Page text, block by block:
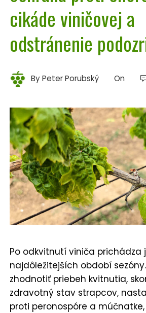
cikáde viničovej a
odstránenie
ByPeter Porubský On
Po odkvitnutí viniča prichádza
najdôležitejších období
zhodnotiť priebeh kvitnutia,
zdravotný stav strapcov,
proti peronospóre a